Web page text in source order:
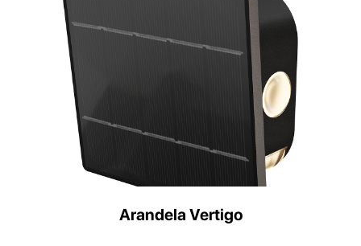
Arandela Vertigo